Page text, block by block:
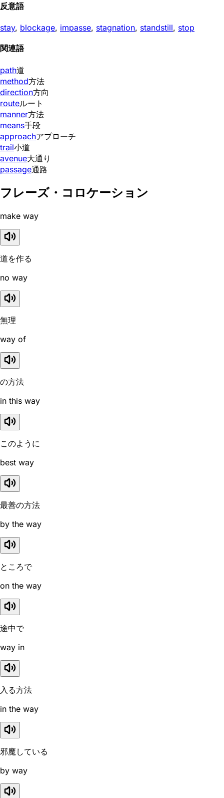
反意語
stay, blockage, impasse, stagnation, standstill, stop
関連語
path道
method方法
direction方向
routeルート
manner方法
means手段
approachアプローチ
trail小道
avenue大通り
passage通路
フレーズ・コロケーション
make way
道を作る
no way
無理
way of
の方法
in this way
このように
best way
最善の方法
by the way
ところで
on the way
途中で
way in
入る方法
in the way
邪魔している
by way